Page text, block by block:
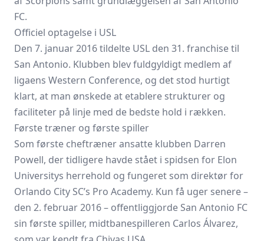
FC.
Officiel optagelse i USL
Den 7. januar 2016 tildelte USL den 31. franchise til
San Antonio. Klubben blev fuldgyldigt medlem af
ligaens Western Conference, og det stod hurtigt
klart, at man ønskede at etablere strukturer og
faciliteter på linje med de bedste hold i rækken.
Første træner og første spiller
Som første cheftræner ansatte klubben Darren
Powell, der tidligere havde stået i spidsen for Elon
Universitys herrehold og fungeret som direktør for
Orlando City SC’s Pro Academy. Kun få uger senere –
den 2. februar 2016 – offentliggjorde San Antonio FC
sin første spiller, midtbanespilleren Carlos Álvarez,